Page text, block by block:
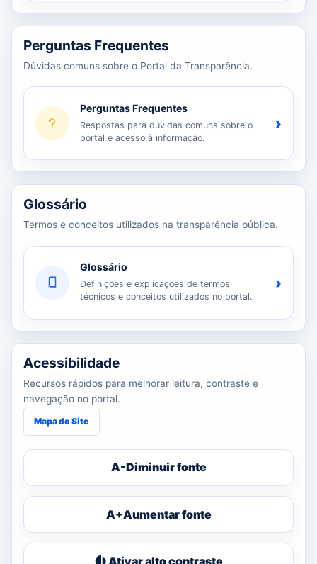
Perguntas Frequentes
Dúvidas comuns sobre o Portal da Transparência.
Perguntas Frequentes
Respostas para dúvidas comuns sobre o
portal e acesso à informação.
›
Glossário
Termos e conceitos utilizados na transparência pública.
Glossário
Definições e explicações de termos
técnicos e conceitos utilizados no portal.
›
Acessibilidade
Recursos rápidos para melhorar leitura, contraste e
navegação no portal.
Mapa do Site
A-Diminuir fonte
A+Aumentar fonte
Ativar alto contraste